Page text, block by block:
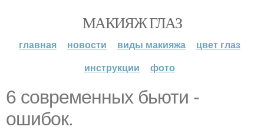
МАКИЯЖ ГЛАЗ
главная новости виды макияжа
цвет глаз
инструкции
фото
6 современных бьюти -
ошибок.